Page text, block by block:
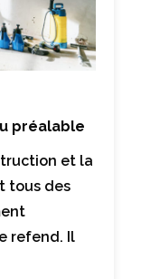
préalable
et la
tous des
refend. Il